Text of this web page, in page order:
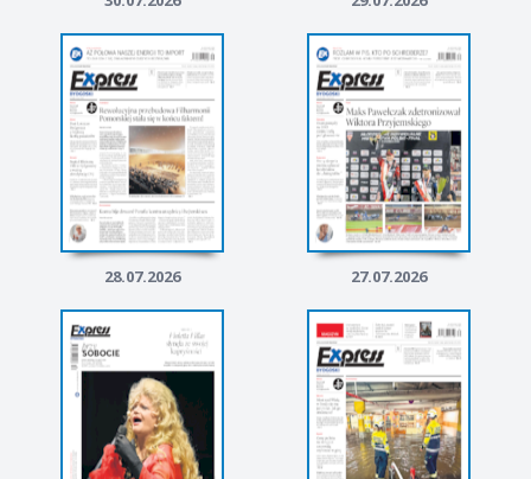
28.07.2026 27.07.2026